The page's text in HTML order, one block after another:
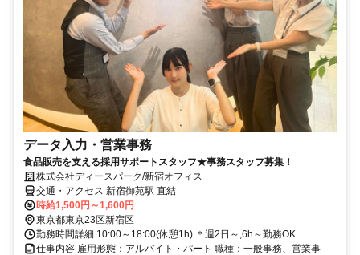
データ入力・営業事務
食品販売を支える採用サポートスタッフ★事務スタッフ募集！
株式会社ディースパーク/新宿オフィス
交通・アクセス 新宿御苑駅 直結
時給1,500円～1,600円
東京都東京23区新宿区
勤務時間詳細 10:00～18:00(休憩1h) ＊週2日～,6h～勤務OK
仕事内容 雇用形態：アルバイト・パート 職種：一般事務、営業事